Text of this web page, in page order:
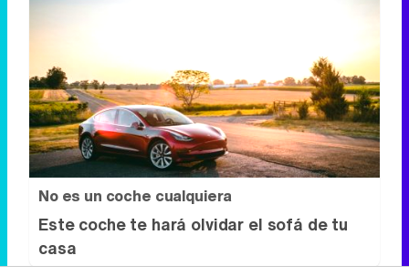
No es un coche cualquiera
Este coche te hará olvidar el sofá de tu
casa